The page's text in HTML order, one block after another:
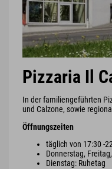
Pizzaria Il
In der familiengeführten
und Calzone, sowie
Öffnungszeiten
täglich von 17:30 -
Donnerstag,
Dienstag: Ruhetag